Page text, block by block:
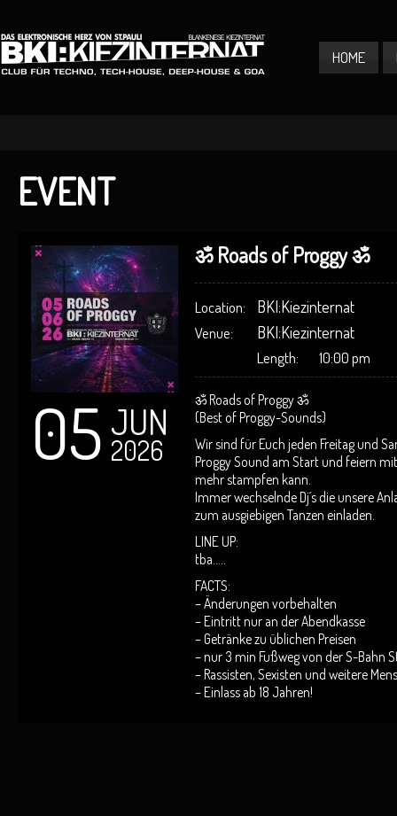
HOME
EVENT
05 JUN
2026
ॐ Roads of Proggy ॐ
Location: BKI:Kiezinternat
Venue: BKI:Kiezinternat
Length: 10:00 pm
ॐ Roads of Proggy ॐ
(Best of Proggy-Sounds)
Wir sind für Euch jeden Freitag und
Proggy Sound am Start und feiern
mehr stampfen kann.
Immer wechselnde Dj´s die unsere
zum ausgiebigen Tanzen einladen.
LINE UP:
tba…..
FACTS:
– Änderungen vorbehalten
– Eintritt nur an der Abendkasse
– Getränke zu üblichen Preisen
– nur 3 min Fußweg von der S-Bahn
– Rassisten, Sexisten und weitere
– Einlass ab 18 Jahren!